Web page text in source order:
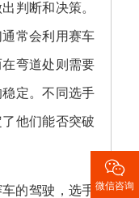
判断和决策。
常会利用赛车
弯道处则需要
定。不同选手
他们能否突破
的驾驶，选手

微信咨询